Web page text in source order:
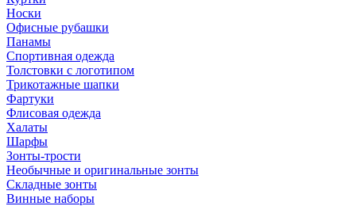
Носки
Офисные рубашки
Панамы
Спортивная одежда
Толстовки с логотипом
Трикотажные шапки
Фартуки
Флисовая одежда
Халаты
Шарфы
Зонты-трости
Необычные и оригинальные зонты
Складные зонты
Винные наборы